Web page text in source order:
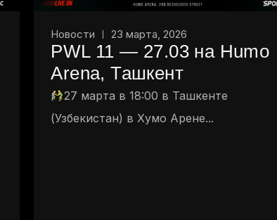
Новости 23 марта, 2026
PWL 11 — 27.03 на Humo
Arena, Ташкент
27 марта в 18:00 в Ташкенте
(Узбекистан) в Хумо Арене...